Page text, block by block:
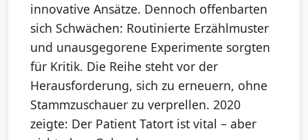
innovative Ansätze. Dennoch offenbarten
sich Schwächen: Routinierte Erzählmuster
und unausgegorene Experimente sorgten
für Kritik. Die Reihe steht vor der
Herausforderung, sich zu erneuern, ohne
Stammzuschauer zu verprellen. 2020
zeigte: Der Patient Tatort ist vital – aber